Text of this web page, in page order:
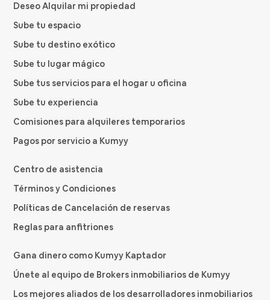
Deseo Alquilar mi propiedad
Sube tu espacio
Sube tu destino exótico
Sube tu lugar mágico
Sube tus servicios para el hogar u oficina
Sube tu experiencia
Comisiones para alquileres temporarios
Pagos por servicio a Kumyy
Centro de asistencia
Términos y Condiciones
Políticas de Cancelación de reservas
Reglas para anfitriones
Gana dinero como Kumyy Kaptador
Únete al equipo de Brokers inmobiliarios de Kumyy
Los mejores aliados de los desarrolladores inmobiliarios